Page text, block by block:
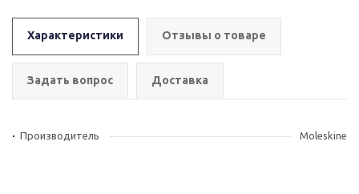
Характеристики Отзывы о товаре
Задать вопрос Доставка
Производитель Moleskine